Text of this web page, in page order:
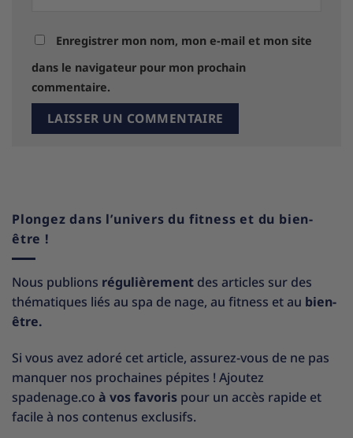
Enregistrer mon nom, mon e-mail et mon site
dans le navigateur pour mon prochain
commentaire.
Plongez dans l’univers du fitness et du bien-
être !
Nous publions régulièrement des articles sur des
thématiques liés au spa de nage, au fitness et au bien-
être.
Si vous avez adoré cet article, assurez-vous de ne pas
manquer nos prochaines pépites ! Ajoutez
spadenage.co à vos favoris pour un accès rapide et
facile à nos contenus exclusifs.